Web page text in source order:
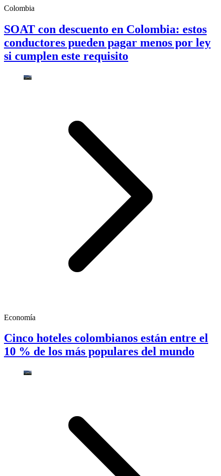
Colombia
SOAT con descuento en Colombia: estos
conductores pueden pagar menos por ley
si cumplen este requisito
Economía
Cinco hoteles colombianos están entre el
10 % de los más populares del mundo